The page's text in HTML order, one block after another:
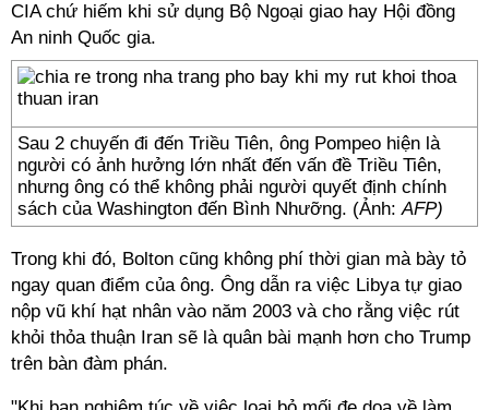
CIA chứ hiếm khi sử dụng Bộ Ngoại giao hay Hội đồng
An ninh Quốc gia.
Sau 2 chuyến đi đến Triều Tiên, ông Pompeo hiện là
người có ảnh hưởng lớn nhất đến vấn đề Triều Tiên,
nhưng ông có thể không phải người quyết định chính
sách của Washington đến Bình Nhưỡng. (Ảnh:AFP)
Trong khi đó, Bolton cũng không phí thời gian mà bày tỏ
ngay quan điểm của ông. Ông dẫn ra việc Libya tự giao
nộp vũ khí hạt nhân vào năm 2003 và cho rằng việc rút
khỏi thỏa thuận Iran sẽ là quân bài mạnh hơn cho Trump
trên bàn đàm phán.